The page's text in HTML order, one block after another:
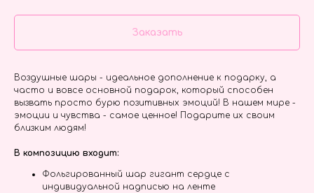
Заказать
Воздушные шары - идеальное дополнение к подарку, а
часто и вовсе основной подарок, который способен
вызвать просто бурю позитивных эмоций! В нашем мире -
эмоции и чувства - самое ценное! Подарите их своим
близким людям!
В композицию входит:
Фольгированный шар гигант сердце с
индивидуальной надписью на ленте